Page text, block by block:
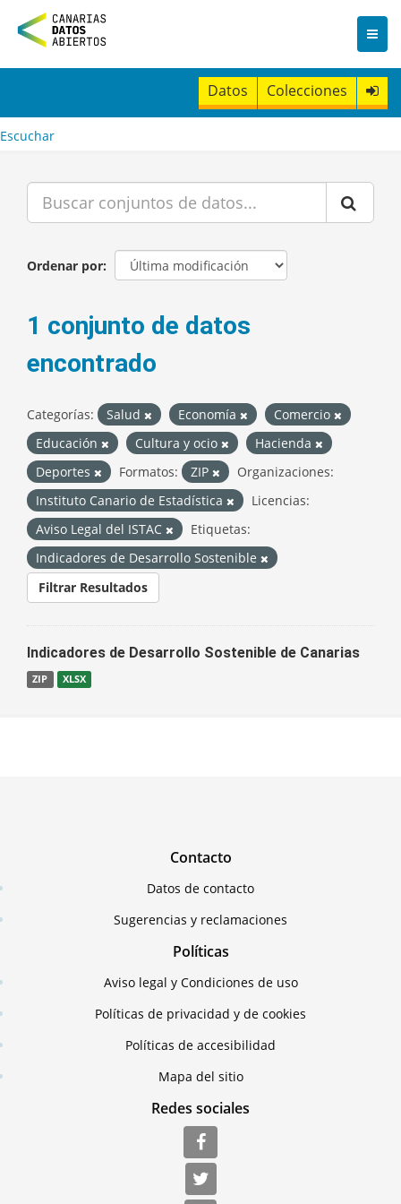
n
t
Datos Colecciones
Escuchar
Ordenar por
1 conjunto de datos
encontrado
Categorías: Salud Economía
Comercio
Educación
Cultura y ocio
Hacienda
Deportes
Formatos: ZIP
Organizaciones:
Instituto Canario de Estadística
Licencias:
Aviso Legal del ISTAC
Etiquetas:
Indicadores de Desarrollo Sostenible
Filtrar Resultados
Indicadores de Desarrollo Sostenible de Canarias
ZIP XLSX
Contacto
Datos de contacto
Sugerencias y reclamaciones
Políticas
Aviso legal y Condiciones de uso
Políticas de privacidad y de cookies
Políticas de accesibilidad
Mapa del sitio
Redes sociales